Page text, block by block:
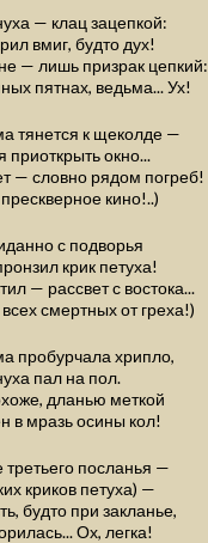
— клац зацепкой:
вмиг, будто дух!
— лишь призрак цепкий:
пятнах, ведьма... Ух!
тянется к щеколде —
приоткрыть окно...
— словно рядом погреб!
кино!..)
с подворья
крик петуха!
— рассвет с востока...
смертных от греха!)
пробурчала хрипло,
пал на пол.
дланью меткой
в мразь осины кол!
третьего посланья —
криков петуха) —
будто при закланье,
Ох, легка!